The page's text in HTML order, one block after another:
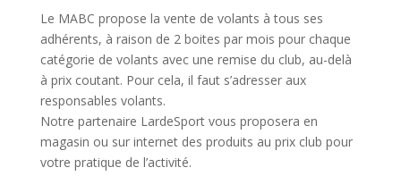
Le MABC propose la vente de volants à tous ses
adhérents, à raison de 2 boites par mois pour chaque
catégorie de volants avec une remise du club, au-delà
à prix coutant. Pour cela, il faut s’adresser aux
responsables volants.
Notre partenaire LardeSport vous proposera en
magasin ou sur internet des produits au prix club pour
votre pratique de l’activité.